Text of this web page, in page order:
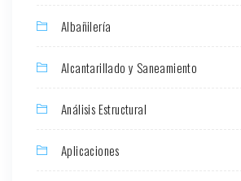
Albañilería
Alcantarillado y Saneamiento
Análisis Estructural
Aplicaciones